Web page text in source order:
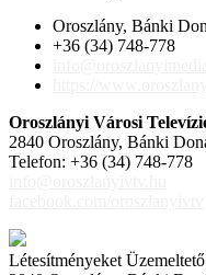
Oroszlány, Bánki
+36 (34) 748-778
Oroszlányi Városi
2840 Oroszlány, Bánki
Telefon: +36 (34) 748-778
Létesítményeket